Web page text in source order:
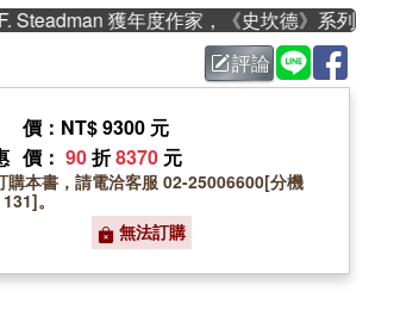
獲年度作家，《史坎德》系列帶你踏
評論
：NT$ 9300 元
價 ： 90折8370 元
購本書，請電洽客服 02-25006600[分機
。
無法訂購